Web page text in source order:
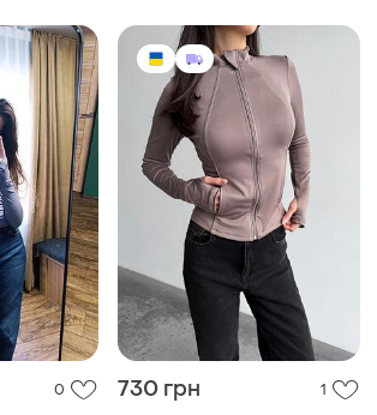
0 730 грн
Лонгслів жіночий
42 і ще 3